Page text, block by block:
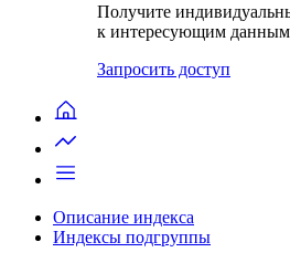
Получите
к интересующим данным
Запросить доступ
Описание индекса
Индексы подгруппы